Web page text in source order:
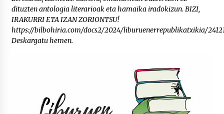
dituzten antologia literarioak eta hamaika iradokizun. BIZI,
IRAKURRI ETA IZAN ZORIONTSU!
https://bilbohiria.com/docs2/2024/liburuenerrepublikatxikia/
Deskargatu hemen.